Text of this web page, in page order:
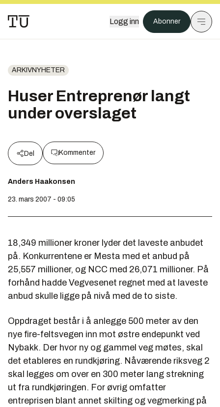
Logg inn Abonner
ARKIVNYHETER
Huser Entreprenør langt
under overslaget
Del Kommenter
Anders Haakonsen
23. mars 2007 - 09:05
18,349 millioner kroner lyder det laveste anbudet
på. Konkurrentene er Mesta med et anbud på
25,557 millioner, og NCC med 26,071 millioner. På
forhånd hadde Vegvesenet regnet med at laveste
anbud skulle ligge på nivå med de to siste.
Oppdraget består i å anlegge 500 meter av den
nye fire-feltsvegen inn mot østre endepunkt ved
Nybakk. Der hvor ny og gammel veg møtes, skal
det etableres en rundkjøring. Nåværende riksveg 2
skal legges om over en 300 meter lang strekning
ut fra rundkjøringen. For øvrig omfatter
entreprisen blant annet skilting og vegmerking på